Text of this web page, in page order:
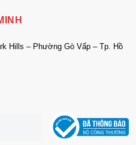
Hills – Phường Gò Vấp – Tp. Hồ